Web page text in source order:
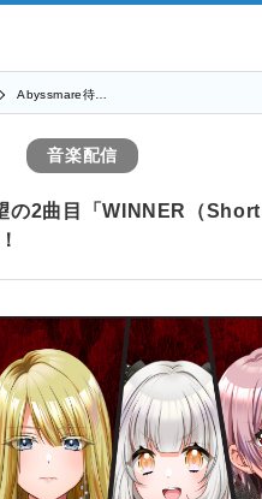
Abyssmare待…
音楽配信
2曲目「WINNER（Short